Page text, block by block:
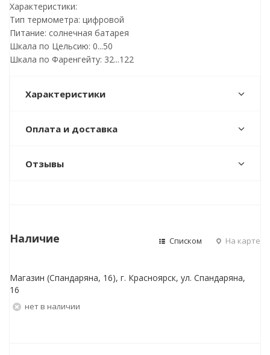
Характеристики:
Тип термометра: цифровой
Питание: солнечная батарея
Шкала по Цельсию: 0...50
Шкала по Фаренгейту: 32...122
Характеристики
Оплата и доставка
Отзывы
Наличие Списком На карте
Магазин (Спандаряна, 16), г. Красноярск, ул. Спандаряна,
16
Нет в наличии